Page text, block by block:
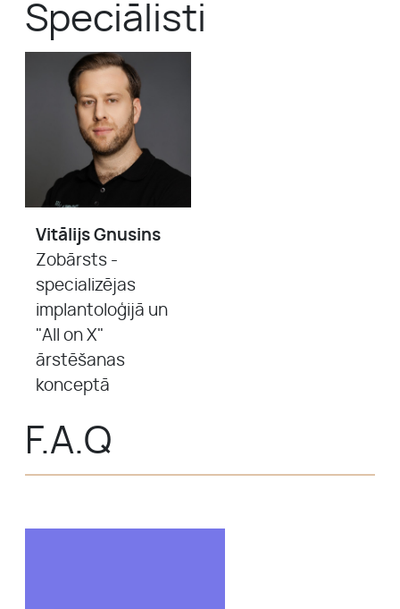
Speciālisti
Vitālijs Gnusins
Zobārsts -
specializējas
implantoloģijā un
"All on X"
ārstēšanas
konceptā
F.A.Q